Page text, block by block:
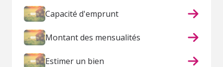
Capacité d'emprunt
Montant des mensualités
Estimer un bien